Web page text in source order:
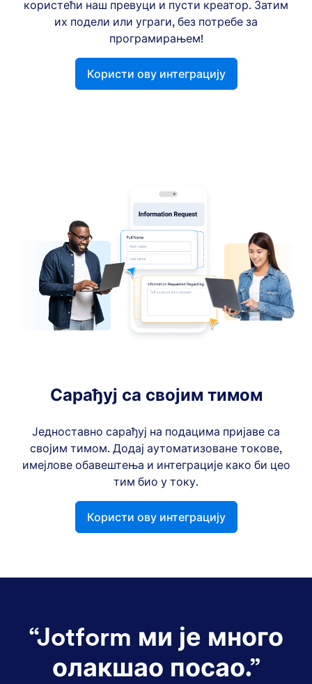
користећи наш превуци и пусти креатор. Затим
их подели или уграги, без потребе за
програмирањем!
Користи ову интеграцију
Сарађуј са својим тимом
Једноставно сарађуј на подацима пријаве са
својим тимом. Додај аутоматизоване токове,
имејлове обавештења и интеграције како би цео
тим био у току.
Користи ову интеграцију
“Jotform ми је много
олакшао посао.”